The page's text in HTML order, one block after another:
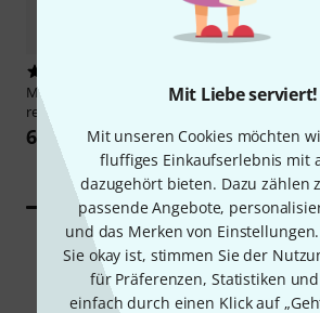
Mit Liebe serviert!
Mit unseren Cookies möchten
fluffiges Einkaufserlebnis mit
dazugehört bieten. Dazu zählen
passende Angebote,
und das Merken von
Sie okay ist, stimmen Sie der
für Präferenzen, Statistiken
einfach durch einen Klick auf
Millenium
18" Still Series China
regular
69 €
Millenium
139 €
60